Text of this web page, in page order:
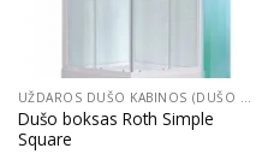
UŽDAROS DUŠO KABINOS (DUŠO BOKSAI)
Dušo boksas Roth Simple
Square